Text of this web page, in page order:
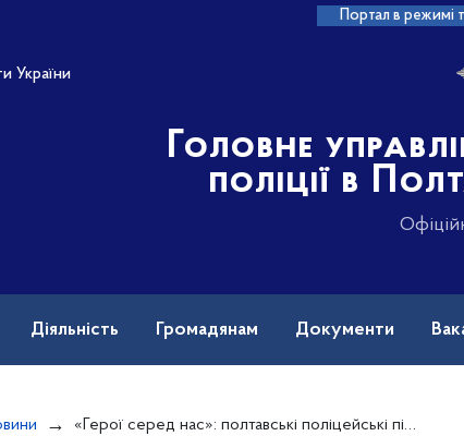
Портал в режимі
України
Головне
поліції в
Діяльність Громадянам Документи
«Герої серед нас»: полтавські поліцейські підтримали патріотично-спортивний забіг на честь полеглих захисників